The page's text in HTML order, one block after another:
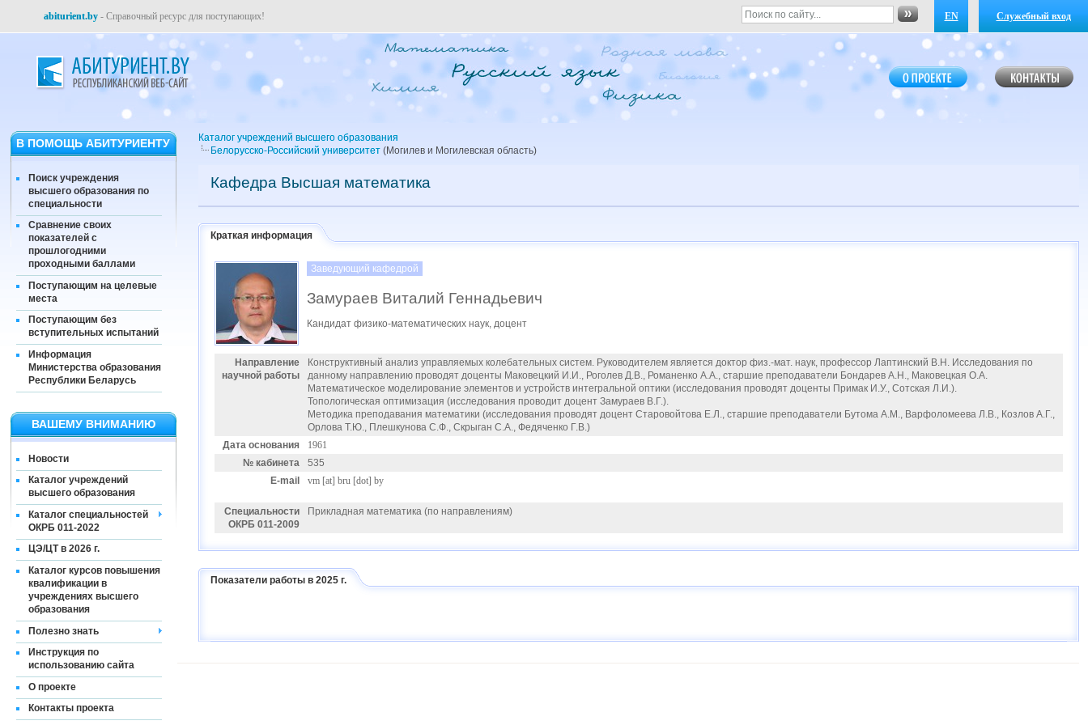
EN Служебный вход
abiturient.by - Справочный ресурс для поступающих!
В ПОМОЩЬ АБИТУРИЕНТУ
Поиск учреждения
высшего образования по
специальности
Сравнение своих
показателей с
прошлогодними
проходными баллами
Поступающим на целевые
места
Поступающим без
вступительных испытаний
Информация
Министерства образования
Республики Беларусь
ВАШЕМУ ВНИМАНИЮ
Новости
Каталог учреждений
высшего образования
Каталог специальностей
ОКРБ 011-2022
ЦЭ/ЦТ в 2026 г.
Каталог курсов повышения
квалификации в
учреждениях высшего
образования
Полезно знать
Инструкция по
использованию сайта
О проекте
Контакты проекта
Каталог учреждений высшего образования
Белорусско-Российский университет (Могилев и Могилевская область)
Кафедра Высшая математика
Краткая информация
Заведующий кафедрой
Замураев Виталий Геннадьевич
Кандидат физико-математических наук, доцент
Направление
научной работы
Конструктивный анализ управляемых колебательных систем. Руководителем является доктор физ.-мат. наук, профессор Лаптинский В.Н. Исследования по
данному направлению проводят доценты Маковецкий И.И., Роголев Д.В., Романенко А.А., старшие преподаватели Бондарев А.Н., Маковецкая О.А.
Математическое моделирование элементов и устройств интегральной оптики (исследования проводят доценты Примак И.У., Сотская Л.И.).
Топологическая оптимизация (исследования проводит доцент Замураев В.Г.).
Методика преподавания математики (исследования проводят доцент Старовойтова Е.Л., старшие преподаватели Бутома А.М., Варфоломеева Л.В., Козлов А.Г.,
Орлова Т.Ю., Плешкунова С.Ф., Скрыган С.А., Федяченко Г.В.)
Дата основания
1961
№ кабинета
535
E-mail
vm [at] bru [dot] by
Специальности
ОКРБ 011-2009
Прикладная математика (по направлениям)
Показатели работы в 2025 г.